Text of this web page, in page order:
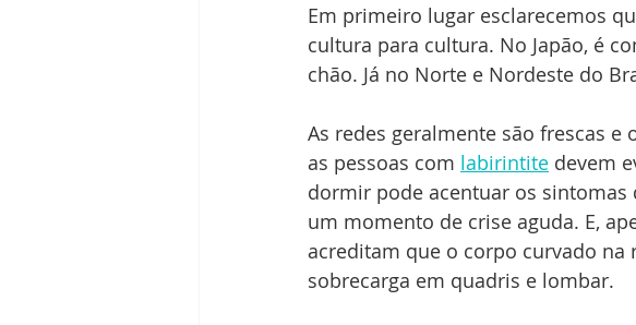
Em primeiro lugar esclarecemos
cultura para cultura. No Japão, é
chão. Já no Norte e Nordeste do
As redes geralmente são frescas e
as pessoas com labirintite devem
dormir pode acentuar os
um momento de crise aguda. E,
acreditam que o corpo curvado na
sobrecarga em quadris e lombar.